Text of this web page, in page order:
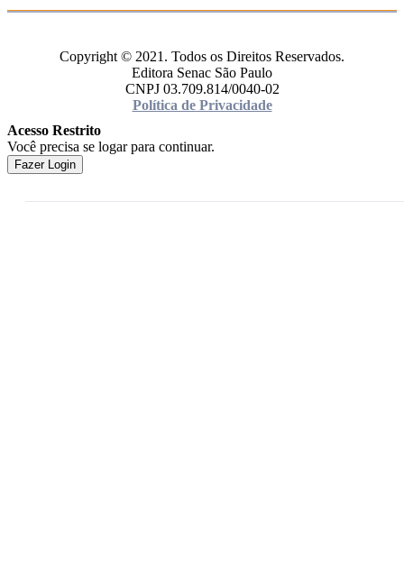
Copyright © 2021. Todos os Direitos Reservados.
Editora Senac São Paulo
CNPJ 03.709.814/0040-02
Política de Privacidade
Acesso Restrito
Você precisa se logar para continuar.
Fazer Login